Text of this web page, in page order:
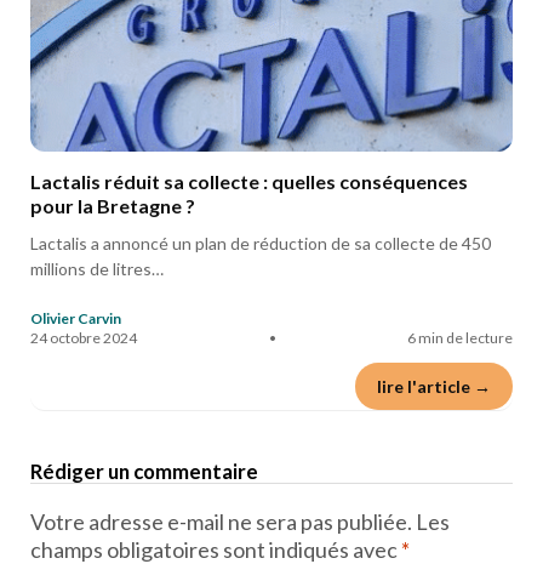
Lactalis réduit sa collecte : quelles conséquences
pour la Bretagne ?
Lactalis a annoncé un plan de réduction de sa collecte de 450
millions de litres…
Olivier Carvin
24 octobre 2024
• 6 min de lecture
lire l'article →
Rédiger un commentaire
Votre adresse e-mail ne sera pas publiée. Les
champs obligatoires sont indiqués avec*